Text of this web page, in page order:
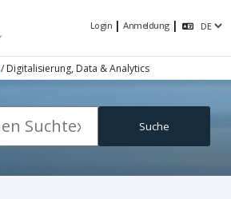
Login | Anmeldung |
/ Digitalisierung, Data & Analytics
Suche